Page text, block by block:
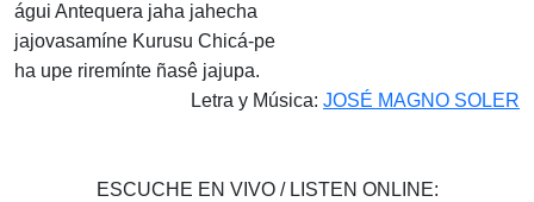
águi Antequera jaha jahecha
jajovasamíne Kurusu Chicá-pe
ha upe riremínte ñasê jajupa.
Letra y Música: JOSÉ MAGNO SOLER
ESCUCHE EN VIVO / LISTEN ONLINE: